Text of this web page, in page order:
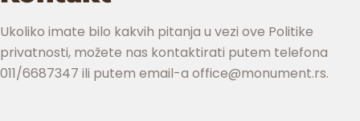
Ukoliko imate bilo kakvih pitanja u vezi ove Politike
privatnosti, možete nas kontaktirati putem telefona
011/6687347 ili putem email-a office@monument.rs.